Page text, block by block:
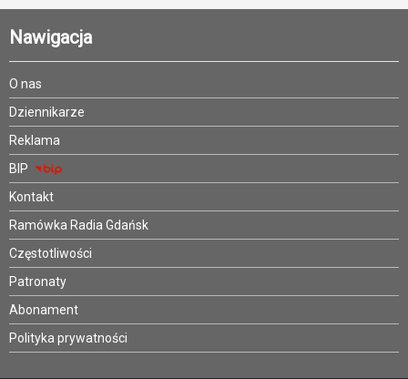
Nawigacja
O nas
Dziennikarze
Reklama
BIP
Kontakt
Ramówka Radia Gdańsk
Częstotliwości
Patronaty
Abonament
Polityka prywatności